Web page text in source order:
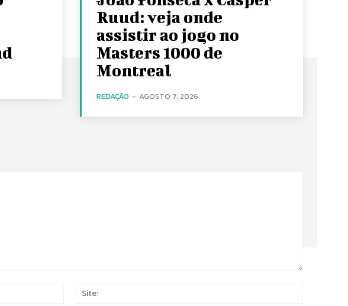
Ruud: veja onde
assistir ao jogo no
Masters 1000 de
Montreal
REDAÇÃO - AGOSTO 7, 2026